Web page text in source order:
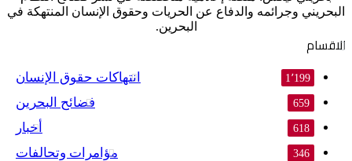
البحريني وجرائمه والدفاع عن الحريات وحقوق الإنسان المنتهكة في
البحرين.
الاقسام
انتهاكات حقوق الإنسان 1٬199
فضائح البحرين 659
أخبار 618
مؤامرات وتحالفات 346